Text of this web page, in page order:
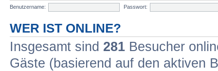
Benutzername:
Passwort:
WER IST ONLINE?
Insgesamt sind 281 Besucher
Gäste (basierend auf den aktiven